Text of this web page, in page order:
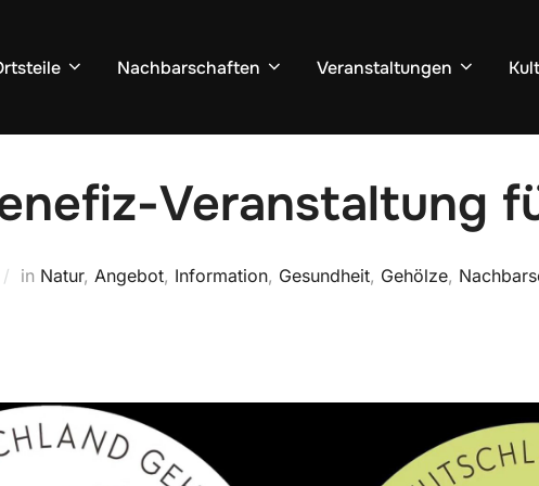
Nachbarschaften Veranstaltungen
Veranstaltung
in Natur, Angebot, Information, Gesundheit, Gehölze,